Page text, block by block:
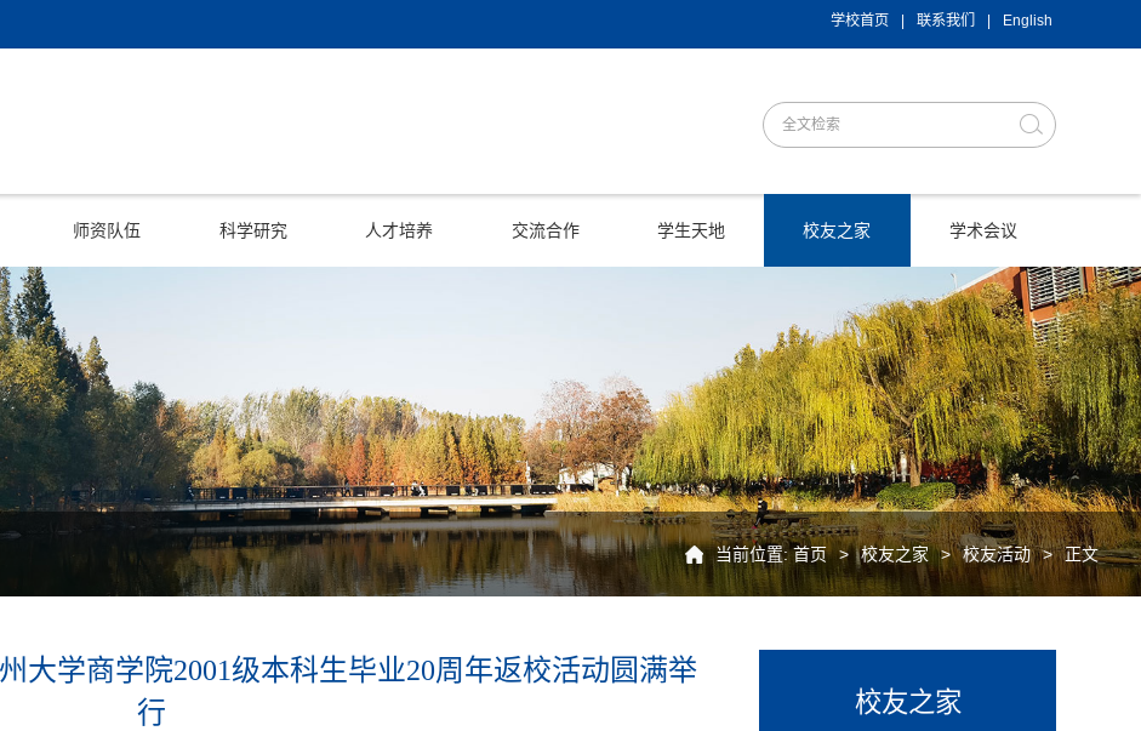
学校首页 联系我们 English
师资队伍 科学研究 人才培养 交流合作 学生天地 校友之家 学术会议
当前位置:首页 > 校友之家 > 校友活动 > 正文
校友之家
学商学院2001级本科生毕业20周年返校活动圆满举
行